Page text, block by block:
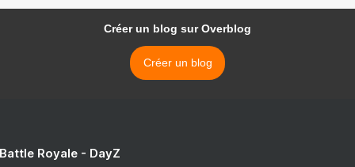
Créer un blog sur Overblog
Créer un blog
Royale - DayZ